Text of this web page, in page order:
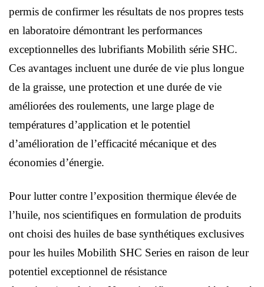
permis de confirmer les résultats de nos propres tests
en laboratoire démontrant les performances
exceptionnelles des lubrifiants Mobilith série SHC.
Ces avantages incluent une durée de vie plus longue
de la graisse, une protection et une durée de vie
améliorées des roulements, une large plage de
températures d’application et le potentiel
d’amélioration de l’efficacité mécanique et des
économies d’énergie.
Pour lutter contre l’exposition thermique élevée de
l’huile, nos scientifiques en formulation de produits
ont choisi des huiles de base synthétiques exclusives
pour les huiles Mobilith SHC Series en raison de leur
potentiel exceptionnel de résistance